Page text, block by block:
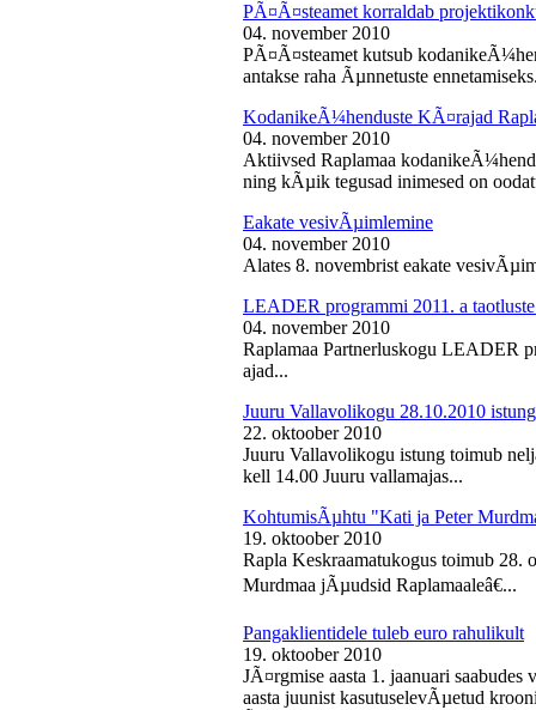
PÃ¤Ã¤steamet korraldab
04. november 2010
PÃ¤Ã¤steamet kutsub
antakse raha Ãµnnetuste
KodanikeÃ¼henduste KÃ¤rajad
04. november 2010
Aktiivsed Raplamaa
ning kÃµik tegusad inimesed on
Eakate vesivÃµimlemine
04. november 2010
Alates 8. novembrist eakate
LEADER programmi 2011. a
04. november 2010
Raplamaa Partnerluskogu LEADER
ajad...
Juuru Vallavolikogu 28.10.2010 istung
22. oktoober 2010
Juuru Vallavolikogu istung toimub
kell 14.00 Juuru vallamajas...
KohtumisÃµhtu "Kati ja Peter
19. oktoober 2010
Rapla Keskraamatukogus toimub
Murdmaa jÃµudsid Raplamaaleâ€...
Pangaklientidele tuleb euro rahulikult
19. oktoober 2010
JÃ¤rgmise aasta 1. jaanuari
aasta juunist kasutuselevÃµetud